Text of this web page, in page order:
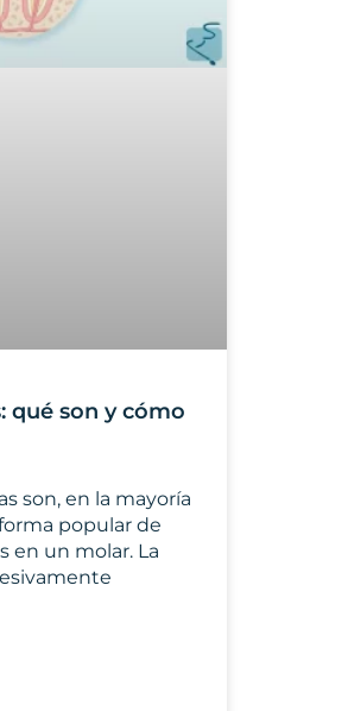
qué son y cómo
son, en la mayoría
popular de
en un molar. La